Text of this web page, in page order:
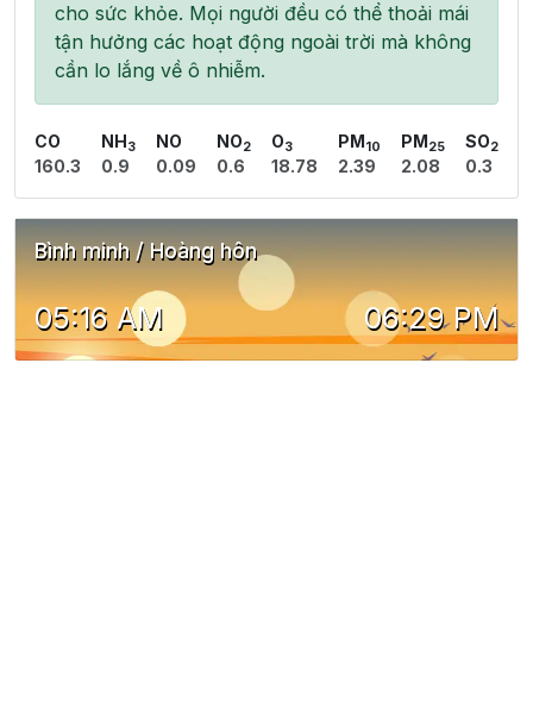
cho sức khỏe. Mọi người đều có thể thoải mái
tận hưởng các hoạt động ngoài trời mà không
cần lo lắng về ô nhiễm.
CO
160.3
NH 3
0.9
NO
0.09
NO2
0.6
O3
18.78
PM 10
2.39
PM 25
2.08
SO2
0.3
Bình minh / Hoàng hôn
05:16 AM 06:29 PM